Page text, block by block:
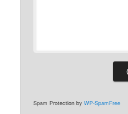
Spam Protection byWP-SpamFree